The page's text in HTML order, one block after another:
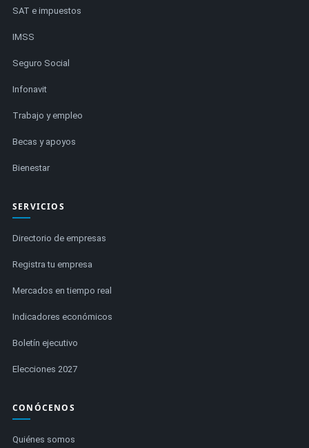
SAT e impuestos
IMSS
Seguro Social
Infonavit
Trabajo y empleo
Becas y apoyos
Bienestar
SERVICIOS
Directorio de empresas
Registra tu empresa
Mercados en tiempo real
Indicadores económicos
Boletín ejecutivo
Elecciones 2027
CONÓCENOS
Quiénes somos